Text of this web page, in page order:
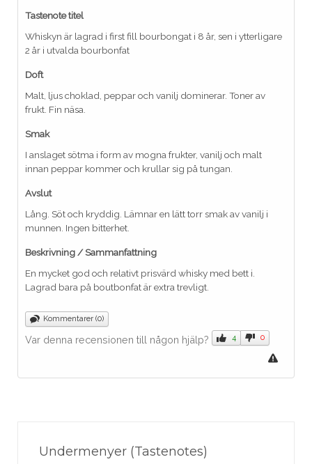
Tastenote titel
Whiskyn är lagrad i first fill bourbongat i 8 år, sen i ytterligare
2 år i utvalda bourbonfat
Doft
Malt, ljus choklad, peppar och vanilj dominerar. Toner av
frukt. Fin näsa.
Smak
I anslaget sötma i form av mogna frukter, vanilj och malt
innan peppar kommer och krullar sig på tungan.
Avslut
Lång. Söt och kryddig. Lämnar en lätt torr smak av vanilj i
munnen. Ingen bitterhet.
Beskrivning / Sammanfattning
En mycket god och relativt prisvärd whisky med bett i.
Lagrad bara på boutbonfat är extra trevligt.
Kommentarer (0)
Var denna recensionen till någon hjälp? 4 0
Undermenyer (Tastenotes)